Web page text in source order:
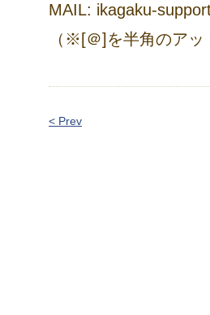
MAIL: ikagaku-
（※[＠]を半角のア
< Prev